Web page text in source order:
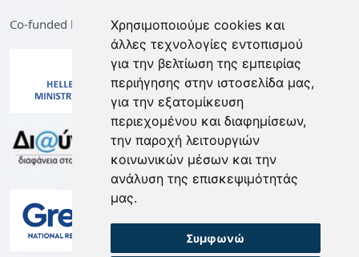
Χρησιμοποιούμε cookies και
άλλες τεχνολογίες εντοπισμού
για την βελτίωση της εμπειρίας
περιήγησης στην ιστοσελίδα μας,
για την εξατομίκευση
περιεχομένου και διαφημίσεων,
την παροχή λειτουργιών
κοινωνικών μέσων και την
ανάλυση της επισκεψιμότητάς
μας.
Συμφωνώ
Co-funded by the European Union and Greece